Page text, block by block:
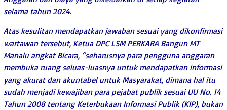
selama tahun 2024.
Atas kesulitan mendapatkan jawaban sesuai yang dikonfirmasi
wartawan tersebut, Ketua DPC LSM PERKARA Bangun MT
Manalu angkat Bicara, “seharusnya para pengguna anggaran
membuka ruang seluas-luasnya untuk mendapatkan informasi
yang akurat dan akuntabel untuk Masyarakat, dimana hal itu
sudah menjadi kewajiban para pejabat publik sesuai UU No. 14
Tahun 2008 tentang Keterbukaan Informasi Publik (KIP), bukan